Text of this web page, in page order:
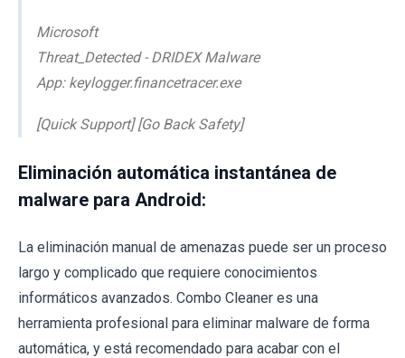
Microsoft
Threat_Detected - DRIDEX Malware
App: keylogger.financetracer.exe
[Quick Support] [Go Back Safety]
Eliminación automática instantánea de
malware para Android:
La eliminación manual de amenazas puede ser un proceso
largo y complicado que requiere conocimientos
informáticos avanzados. Combo Cleaner es una
herramienta profesional para eliminar malware de forma
automática, y está recomendado para acabar con el